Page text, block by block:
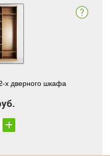
х дверного шкафа